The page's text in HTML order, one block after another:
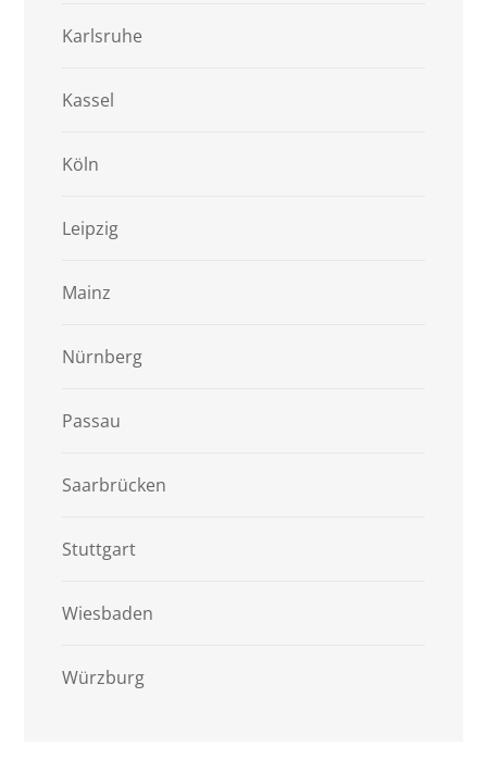
Karlsruhe
Kassel
Köln
Leipzig
Mainz
Nürnberg
Passau
Saarbrücken
Stuttgart
Wiesbaden
Würzburg